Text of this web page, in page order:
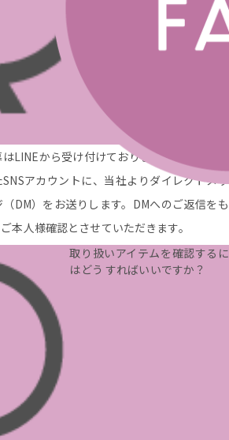
はLINEから受け付けております。ご提示いた
アカウントに、当社よりダイレクトメッ
DM）をお送りします。DMへのご返信をも
本人様確認とさせていただきます。
取り扱いアイテムを確認するに
はどう すればいいですか？